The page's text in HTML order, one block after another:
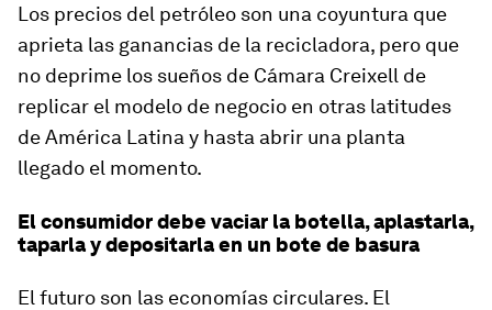
Los precios del petróleo son una coyuntura que
aprieta las ganancias de la recicladora, pero que
no deprime los sueños de Cámara Creixell de
replicar el modelo de negocio en otras latitudes
de América Latina y hasta abrir una planta
llegado el momento.
El consumidor debe vaciar la botella, aplastarla,
taparla y depositarla en un bote de basura
El futuro son las economías circulares. El